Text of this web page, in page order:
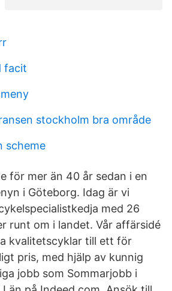
facit
stockholm bra område
scheme
för mer än 40 år sedan i en
i Göteborg. Idag är vi
med 26
runt om i landet. Vår affärsidé
kvalitetscyklar till ett för
pris, med hjälp av kunnig
jobb som Sommarjobb i